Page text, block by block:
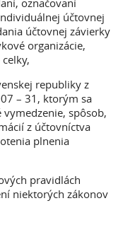
označovaní
účtovnej
účtovnej závierky
organizácie,
republiky z
– 31, ktorým sa
spôsob,
z účtovníctva
plnenia
pravidlách
niektorých zákonov